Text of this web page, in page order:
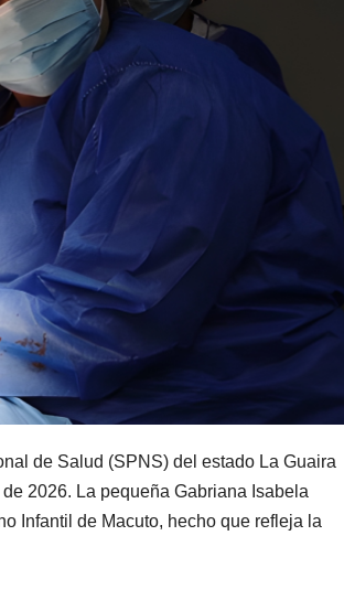
de Salud (SPNS) del estado La Guaira
2026. La pequeña Gabriana Isabela
Infantil de Macuto, hecho que refleja la